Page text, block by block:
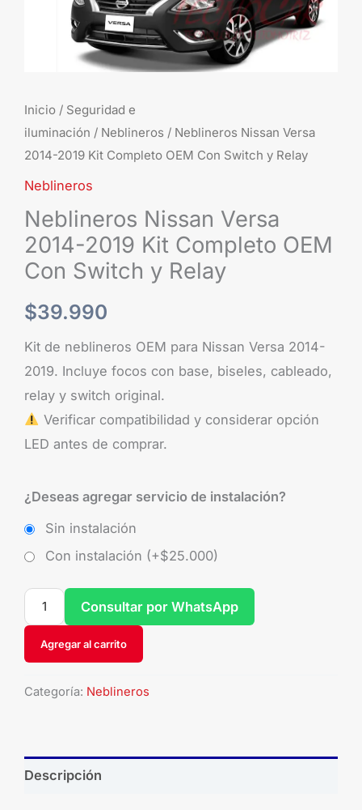
Inicio / Seguridad e
iluminación / Neblineros / Neblineros Nissan Versa
2014-2019 Kit Completo OEM Con Switch y Relay
Neblineros
Neblineros Nissan Versa
2014-2019 Kit Completo OEM
Con Switch y Relay
$39.990
Kit de neblineros OEM para Nissan Versa 2014-
2019. Incluye focos con base, biseles, cableado,
relay y switch original.
Verificar compatibilidad y considerar opción
LED antes de comprar.
¿Deseas agregar servicio de instalación?
Sin instalación
Con instalación (+$25.000)
Agregar al carrito
Consultar por WhatsApp
Categoría: Neblineros
Descripción